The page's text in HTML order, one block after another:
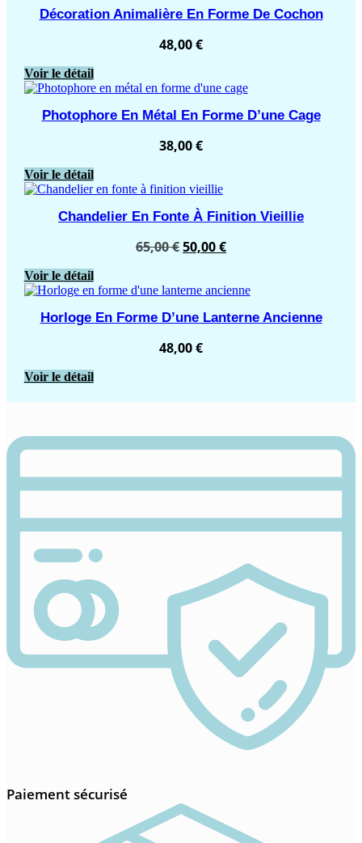
Décoration Animalière En Forme De Cochon
48,00€
Voir le détail
Photophore En Métal En Forme D’une Cage
38,00€
Voir le détail
Chandelier En Fonte À Finition Vieillie
65,00€Le
était :
65,00 €.
50,00€Le
est :
50,00 €.
Voir le détail
Horloge En Forme D’une Lanterne Ancienne
48,00€
Voir le détail
Paiement sécurisé